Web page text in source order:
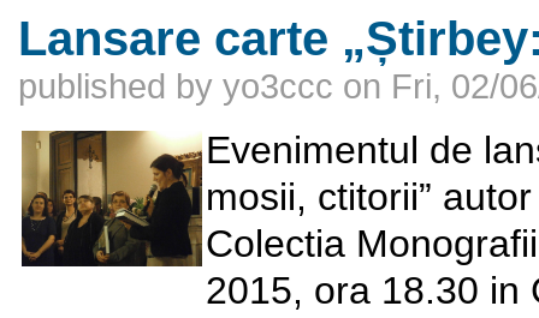
Lansare carte
published by yo3ccc on Fri, 02/
Evenimentul de
mosii, ctitorii”
Colectia
2015, ora 18.30 in